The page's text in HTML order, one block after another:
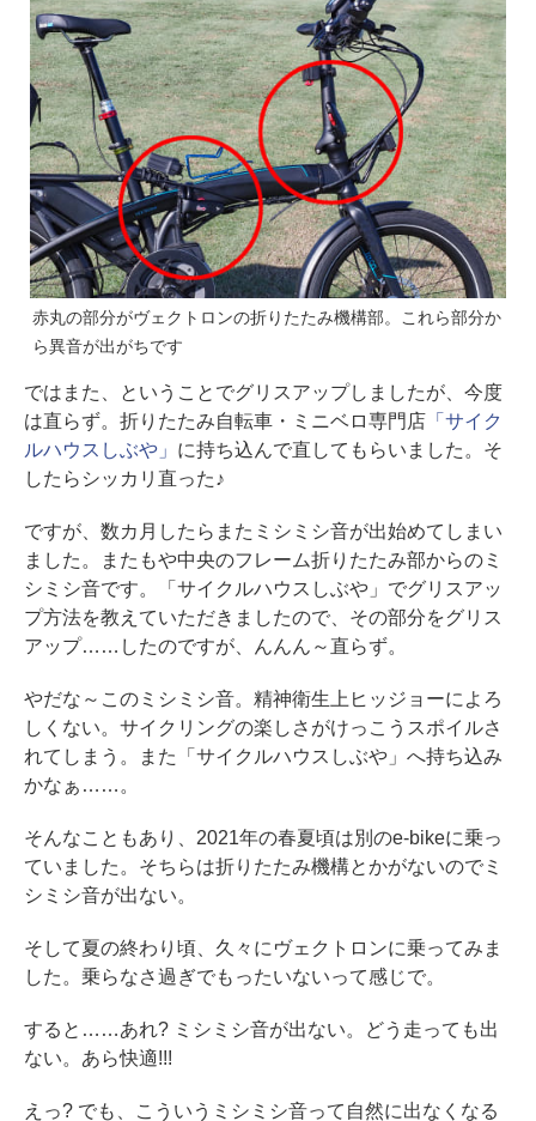
赤丸の部分がヴェクトロンの折りたたみ機構部。これら部分か
ら異音が出がちです
ではまた、ということでグリスアップしましたが、今度
は直らず。折りたたみ自転車・ミニベロ専門店「サイク
ルハウスしぶや」 に持ち込んで直してもらいました。そ
したらシッカリ直った♪
ですが、数カ月したらまたミシミシ音が出始めてしまい
ました。またもや中央のフレーム折りたたみ部からのミ
シミシ音です。「サイクルハウスしぶや」でグリスアッ
プ方法を教えていただきましたので、その部分をグリス
アップ……したのですが、んんん～直らず。
やだな～このミシミシ音。精神衛生上ヒッジョーによろ
しくない。サイクリングの楽しさがけっこうスポイルさ
れてしまう。また「サイクルハウスしぶや」へ持ち込み
かなぁ……。
そんなこともあり、2021年の春夏頃は別のe-bikeに乗っ
ていました。そちらは折りたたみ機構とかがないのでミ
シミシ音が出ない。
そして夏の終わり頃、久々にヴェクトロンに乗ってみま
した。乗らなさ過ぎでもったいないって感じで。
すると……あれ? ミシミシ音が出ない。どう走っても出
ない。あら快適!!!
えっ? でも、こういうミシミシ音って自然に出なくなる